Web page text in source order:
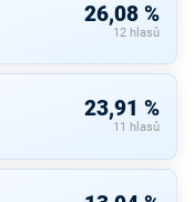
26,08 %
12 hlasů
23,91 %
11 hlasů